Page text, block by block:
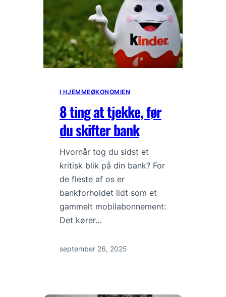
I HJEMMEØKONOMIEN
8 ting at tjekke, før
du skifter bank
Hvornår tog du sidst et
kritisk blik på din bank? For
de fleste af os er
bankforholdet lidt som et
gammelt mobilabonnement:
Det kører…
september 26, 2025